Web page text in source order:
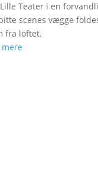
Teater i en
scenes vægge
fra loftet.